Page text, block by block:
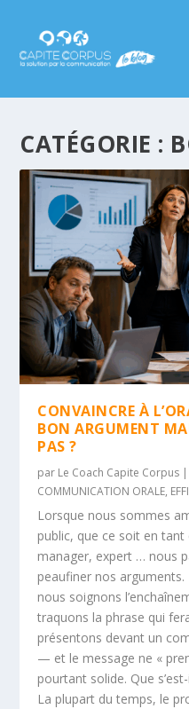
CATÉGORIE :
CONVAINCRE À
BON ARGUMENT
PAS ?
par Le Coach Capite Corpus |
COMMUNICATION ORALE,
Lorsque nous sommes
public, que ce soit en
manager, expert … nous
peaufiner nos
nous soignons
traquons la phrase qui
présentons devant un
— et le message ne «
pourtant solide. Que
La plupart du temps, le